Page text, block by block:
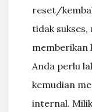
reset/
tidak sukses,
memberikan
Anda perlu
kemudian
internal.